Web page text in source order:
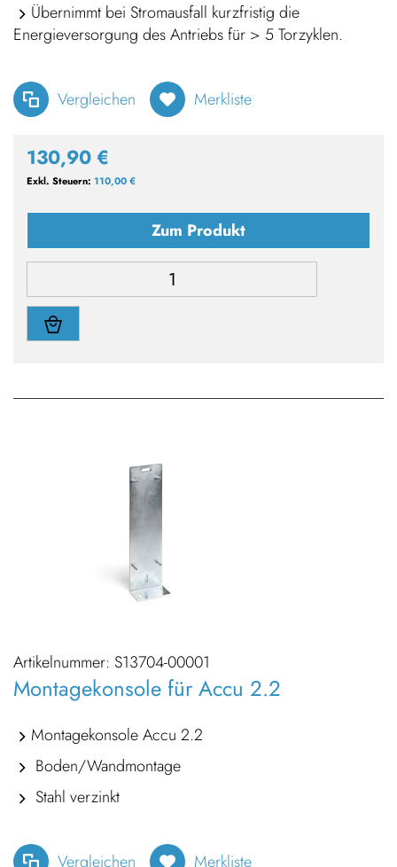
Übernimmt bei Stromausfall kurzfristig die
Energieversorgung des Antriebs für > 5 Torzyklen.
Vergleichen Merkliste
130,90 €
110,00 €
Zum Produkt
Artikelnummer: S13704-00001
Montagekonsole für Accu 2.2
Montagekonsole Accu 2.2
Boden/Wandmontage
Stahl verzinkt
Vergleichen Merkliste